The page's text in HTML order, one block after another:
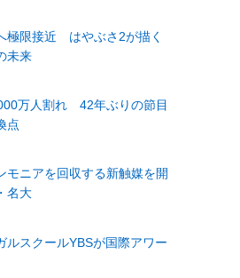
極限接近 はやぶさ2が描く
未来
万人割れ 42年ぶりの節目
点
モニアを回収する新触媒を開
名大
ルスクールYBSが国際アワー